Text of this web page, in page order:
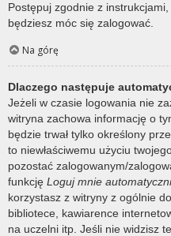
Postępuj zgodnie z
będziesz móc się zalogować.
Na górę
Dlaczego następuje
Jeżeli w czasie logowania nie
witryna zachowa informację o
będzie trwał tylko określony
to niewłaściwemu użyciu
pozostać zalogowanym/
funkcję Loguj mnie
korzystasz z witryny z ogólnie
bibliotece, kawiarence
na uczelni itp. Jeśli nie widzisz